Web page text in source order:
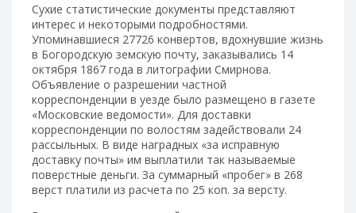
Сухие статистические документы представляют
интерес и некоторыми подробностями.
Упоминавшиеся 27726 конвертов, вдохнувшие жизнь
в Богородскую земскую почту, заказывались 14
октября 1867 года в литографии Смирнова.
Объявление о разрешении частной
корреспонденции в уезде было размещено в газете
«Московские ведомости». Для доставки
корреспонденции по волостям задействовали 24
рассыльных. В виде наградных «за исправную
доставку почты» им выплатили так называемые
поверстные деньги. За суммарный «пробег» в 268
верст платили из расчета по 25 коп. за версту.